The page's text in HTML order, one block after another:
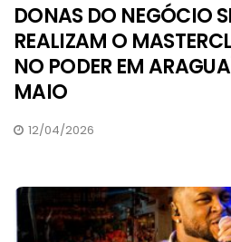
DONAS DO NEGÓCIO
REALIZAM O
NO PODER EM
MAIO
12/04/2026